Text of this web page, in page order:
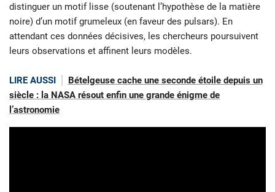
distinguer un motif lisse (soutenant l’hypothèse de la matière
noire) d’un motif grumeleux (en faveur des pulsars). En
attendant ces données décisives, les chercheurs poursuivent
leurs observations et affinent leurs modèles.
LIRE AUSSI
Bételgeuse cache une seconde étoile depuis un
siècle : la NASA résout enfin une grande énigme de
l’astronomie